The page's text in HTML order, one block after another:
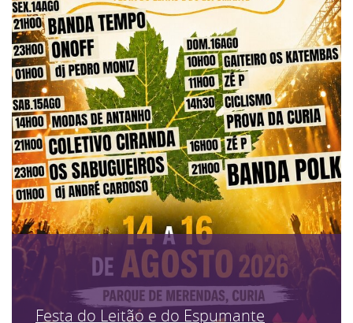
Festa do Leitão e do Espumante